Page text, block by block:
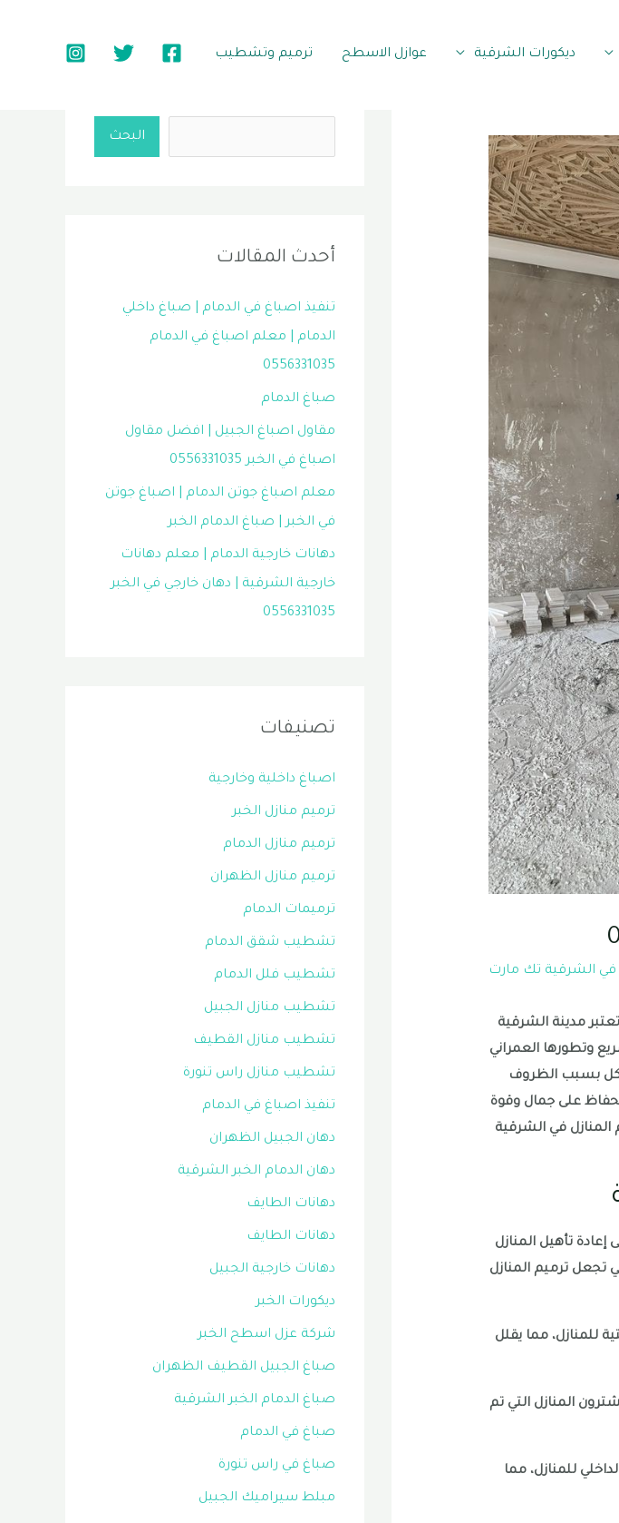
ديكورات الشرقية عوازل الاسطح ترميم وتشطيب
الشرقية تك مارت
مدينة الشرقية
وتطورها العمراني
بسبب الظروف
على جمال وقوة
المنازل في الشرقية
تأهيل المنازل
تجعل ترميم المنازل
للمنازل، مما يقلل
المنازل التي تم
للمنازل، مما
البحث
أحدث المقالات
تنفيذ اصباغ في الدمام | صباغ داخلي
الدمام | معلم اصباغ في الدمام
0556331035
صباغ الدمام
مقاول اصباغ الجبيل | افضل مقاول
اصباغ في الخبر 0556331035
معلم اصباغ جوتن الدمام | اصباغ جوتن
في الخبر | صباغ الدمام الخبر
دهانات خارجية الدمام | معلم دهانات
خارجية الشرقية | دهان خارجي في الخبر
0556331035
تصنيفات
اصباغ داخلية وخارجية
ترميم منازل الخبر
ترميم منازل الدمام
ترميم منازل الظهران
ترميمات الدمام
تشطيب شقق الدمام
تشطيب فلل الدمام
تشطيب منازل الجبيل
تشطيب منازل القطيف
تشطيب منازل راس تنورة
تنفيذ اصباغ في الدمام
دهان الجبيل الظهران
دهان الدمام الخبر الشرقية
دهانات الطايف
دهانات الطايف
دهانات خارجية الجبيل
ديكورات الخبر
شركة عزل اسطح الخبر
صباغ الجبيل القطيف الظهران
صباغ الدمام الخبر الشرقية
صباغ في الدمام
صباغ في راس تنورة
مبلط سيراميك الجبيل